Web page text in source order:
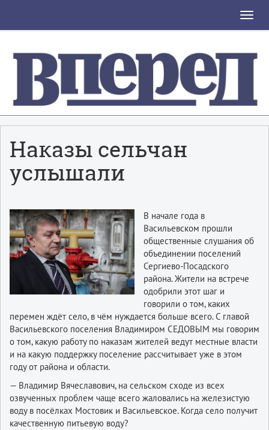
Toggle
Наказы сельчан
услышали
В начале года в
Васильевском прошли
общественные слушания об
объединении поселений
Сергиево-Посадского
района. Жители на встрече
одобрили этот шаг и
говорили о том, каких
перемен ждёт село, в чём нуждается больше всего. С главой
Васильевского поселения Владимиром СЕДОВЫМ мы говорим
о том, какую работу по наказам жителей ведут местные власти
и на какую поддержку поселение рассчитывает уже в этом
году от района и области.
— Владимир Вячеславович, на сельском сходе из всех
озвученных проблем чаще всего жаловались на железистую
воду в посёлках Мостовик и Васильевское. Когда село получит
качественную питьевую воду?